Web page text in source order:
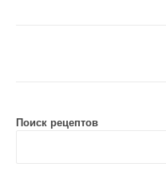
г
Поиск рецептов